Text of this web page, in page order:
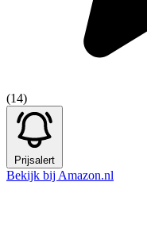
(14)
Prijsalert
Bekijk bij Amazon.nl